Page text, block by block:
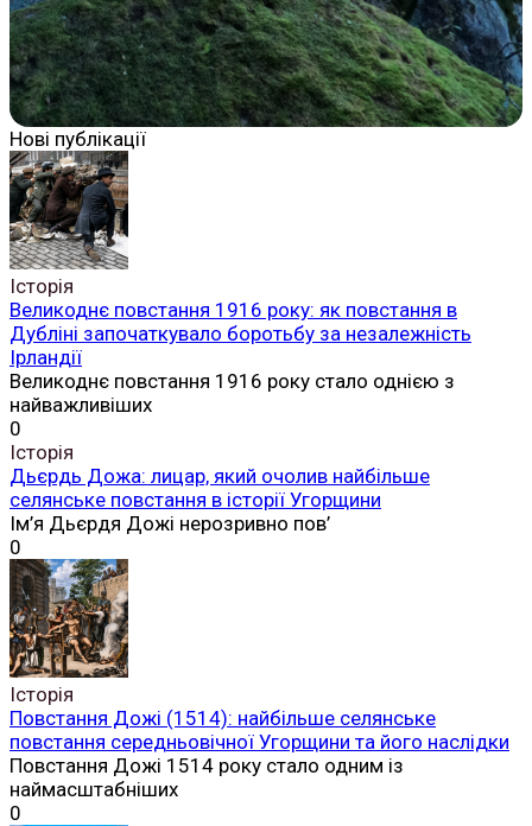
Нові публікації
Історія
Великоднє повстання 1916 року: як повстання в
Дубліні започаткувало боротьбу за незалежність
Ірландії
Великоднє повстання 1916 року стало однією з
найважливіших
0
Історія
Дьєрдь Дожа: лицар, який очолив найбільше
селянське повстання в історії Угорщини
Ім’я Дьєрдя Дожі нерозривно пов’
0
Історія
Повстання Дожі (1514): найбільше селянське
повстання середньовічної Угорщини та його наслідки
Повстання Дожі 1514 року стало одним із
наймасштабніших
0